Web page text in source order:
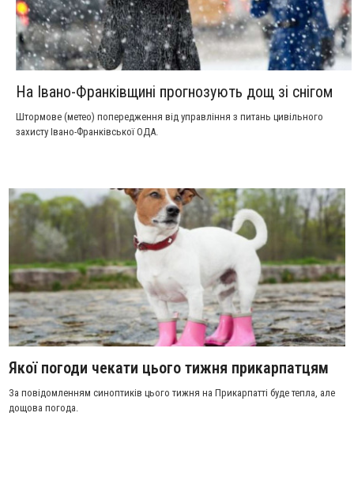
На Івано-Франківщині прогнозують дощ зі снігом
Штормове (метео) попередження від управління з питань цивільного
захисту Івано-Франківської ОДА.
Якої погоди чекати цього тижня прикарпатцям
За повідомленням синоптиків цього тижня на Прикарпатті буде тепла, але
дощова погода.